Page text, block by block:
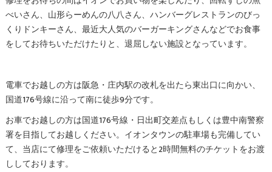
べいさん、山形らーめんの八八さん、ハンバーグレストランのびっ
くりドンキーさん、最近大人気のバーガーキングさんなどでお食事
をしてお待ちいただけたりと、退屈しない施設となっています。
電車でお越しの方は阪急・庄内駅の改札を出たら東出口に向かい、
国道176号線に沿って南に徒歩9分です。
お車でお越しの方は国道176号線・日出町交差点もしくは豊中南警察
署を目指してお越しください。イオンタウンの駐車場も完備してい
て、当店にて修理をご依頼いただけると2時間無料のチケットをお渡
ししております。